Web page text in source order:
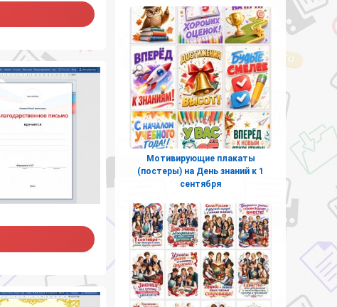
Мотивирующие плакаты
(постеры) на День знаний к 1
сентября